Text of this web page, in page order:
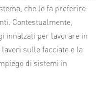
che lo fa preferire
Contestualmente,
innalzati per lavorare in
sulle facciate e la
di sistemi in